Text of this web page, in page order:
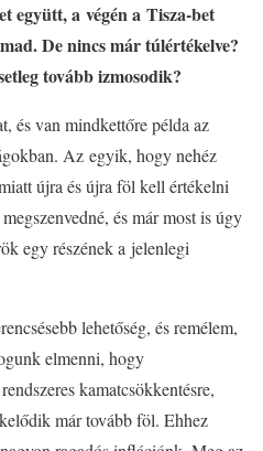
együtt, a végén a Tisza-bet
De nincs már túlértékelve?
tovább izmosodik?
és van mindkettőre példa az
Az egyik, hogy nehéz
újra és újra föl kell értékelni
és már most is úgy
egy részének a jelenlegi
lehetőség, és remélem,
elmenni, hogy
kamatcsökkentésre,
már tovább föl. Ehhez